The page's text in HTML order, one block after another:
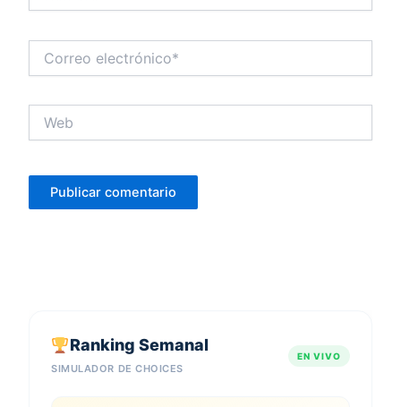
electrónico*
Ranking Semanal
SIMULADOR DE CHOICES
EN VIVO